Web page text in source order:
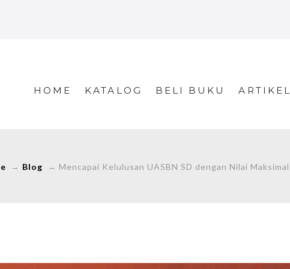
HOME KATALOG BELI BUKU ARTIKEL
→ Blog → Mencapai Kelulusan UASBN SD dengan Nilai Maksimal